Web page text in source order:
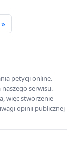
»
petycji online.
serwisu.
więc stworzenie
opinii publicznej